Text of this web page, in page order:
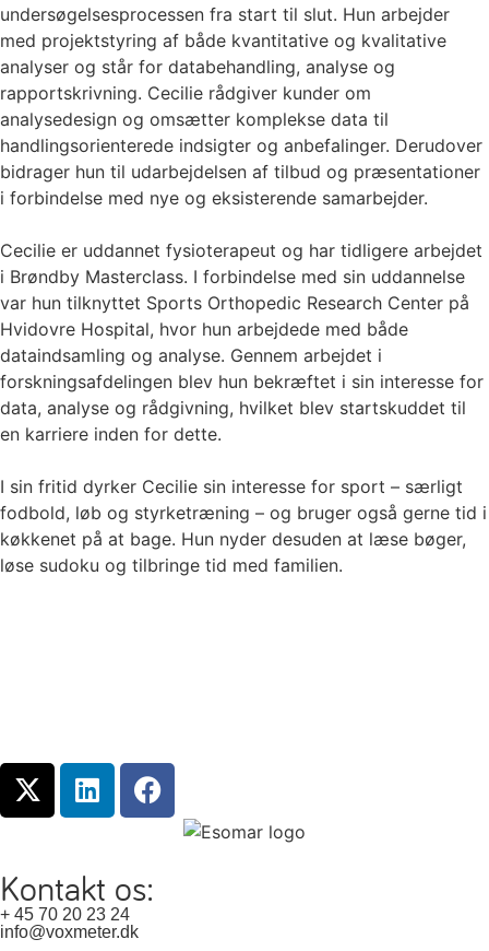
undersøgelsesprocessen fra start til slut. Hun arbejder
med projektstyring af både kvantitative og kvalitative
analyser og står for databehandling, analyse og
rapportskrivning. Cecilie rådgiver kunder om
analysedesign og omsætter komplekse data til
handlingsorienterede indsigter og anbefalinger. Derudover
bidrager hun til udarbejdelsen af tilbud og præsentationer
i forbindelse med nye og eksisterende samarbejder.
Cecilie er uddannet fysioterapeut og har tidligere arbejdet
i Brøndby Masterclass. I forbindelse med sin uddannelse
var hun tilknyttet Sports Orthopedic Research Center på
Hvidovre Hospital, hvor hun arbejdede med både
dataindsamling og analyse. Gennem arbejdet i
forskningsafdelingen blev hun bekræftet i sin interesse for
data, analyse og rådgivning, hvilket blev startskuddet til
en karriere inden for dette.
I sin fritid dyrker Cecilie sin interesse for sport – særligt
fodbold, løb og styrketræning – og bruger også gerne tid i
køkkenet på at bage. Hun nyder desuden at læse bøger,
løse sudoku og tilbringe tid med familien.
Kontakt os:
+ 45 70 20 23 24
info@voxmeter.dk